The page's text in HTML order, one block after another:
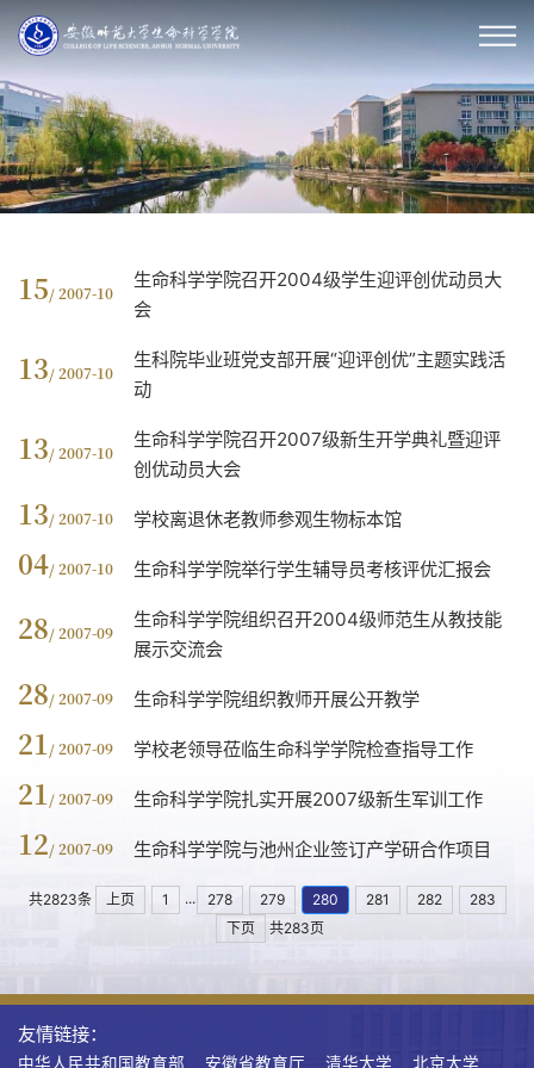
15/ 2007-10
生命科学学院召开2004级学生迎评创优动员大
会
13/ 2007-10
生科院毕业班党支部开展“迎评创优”主题实践活
动
13/ 2007-10
生命科学学院召开2007级新生开学典礼暨迎评
创优动员大会
13/ 2007-10 学校离退休老教师参观生物标本馆
04/ 2007-10 生命科学学院举行学生辅导员考核评优汇报会
28/ 2007-09
生命科学学院组织召开2004级师范生从教技能
展示交流会
28/ 2007-09 生命科学学院组织教师开展公开教学
21 / 2007-09 学校老领导莅临生命科学学院检查指导工作
21 / 2007-09 生命科学学院扎实开展2007级新生军训工作
12/ 2007-09 生命科学学院与池州企业签订产学研合作项目
共2823条 上页 1 ... 278 279 280 281 282
283
下页
共283页
友情链接：
中华人民共和国教育部 安徽省教育厅 清华大学 北京大学